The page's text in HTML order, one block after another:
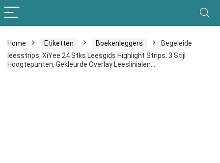
Home Etiketten Boekenleggers
Begeleide
leesstrips, XiYee 24 Stks Leesgids Highlight Strips, 3 Stijl
Hoogtepunten, Gekleurde Overlay Leeslinialen…